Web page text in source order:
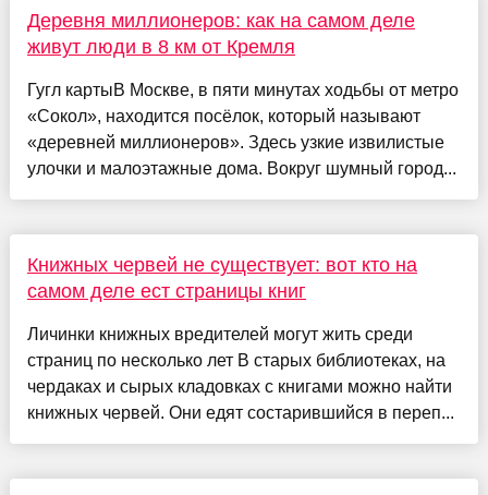
Деревня миллионеров: как на самом деле
живут люди в 8 км от Кремля
Гугл картыВ Москве, в пяти минутах ходьбы от метро
«Сокол», находится посёлок, который называют
«деревней миллионеров». Здесь узкие извилистые
улочки и малоэтажные дома. Вокруг шумный город...
Книжных червей не существует: вот кто на
самом деле ест страницы книг
Личинки книжных вредителей могут жить среди
страниц по несколько лет В старых библиотеках, на
чердаках и сырых кладовках с книгами можно найти
книжных червей. Они едят состарившийся в переп...